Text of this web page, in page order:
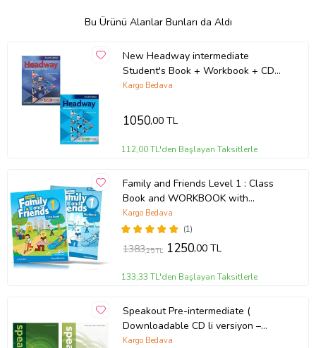
Bu Ürünü Alanlar Bunları da Aldı
New Headway intermediate
Student's Book + Workbook + CD
4th Ed.
Kargo Bedava
1050,00 TL
112,00 TL'den Başlayan Taksitlerle
Family and Friends Level 1 : Class
Book and WORKBOOK with
Downloadable Audios
(1)
Kargo Bedava
1383,25 TL 1250,00 TL
133,33 TL'den Başlayan Taksitlerle
Speakout Pre-intermediate (
Downloadable CD li versiyon –
Online KOD YOKTUR )
Kargo Bedava